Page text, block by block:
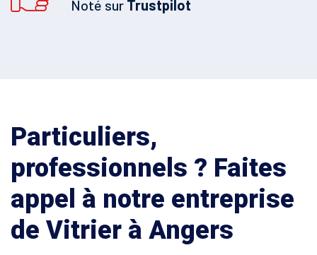
Noté sur Trustpilot
Particuliers,
professionnels ? Faites
appel à notre entreprise
de Vitrier à Angers